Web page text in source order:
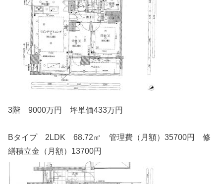
3階 9000万円 坪単価433万円
Bタイプ 2LDK 68.72㎡ 管理費（月額）35700円 修
繕積立金（月額）13700円